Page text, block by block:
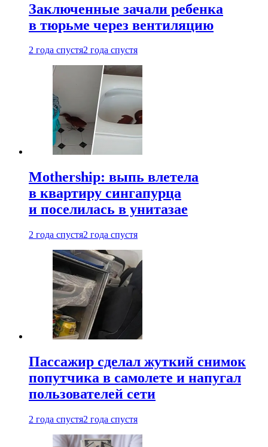
Заключенные зачали ребенка
в тюрьме через вентиляцию
2 года спустя2 года спустя
Mothership: выпь влетела
в квартиру сингапурца
и поселилась в унитазае
2 года спустя2 года спустя
Пассажир сделал жуткий снимок
попутчика в самолете и напугал
пользователей сети
2 года спустя2 года спустя